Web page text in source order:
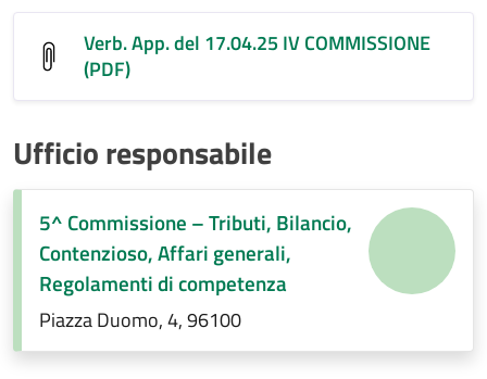
Verb. App. del 17.04.25 IV COMMISSIONE
(PDF)
Ufficio responsabile
5^ Commissione – Tributi, Bilancio,
Contenzioso, Affari generali,
Regolamenti di competenza
Piazza Duomo, 4, 96100